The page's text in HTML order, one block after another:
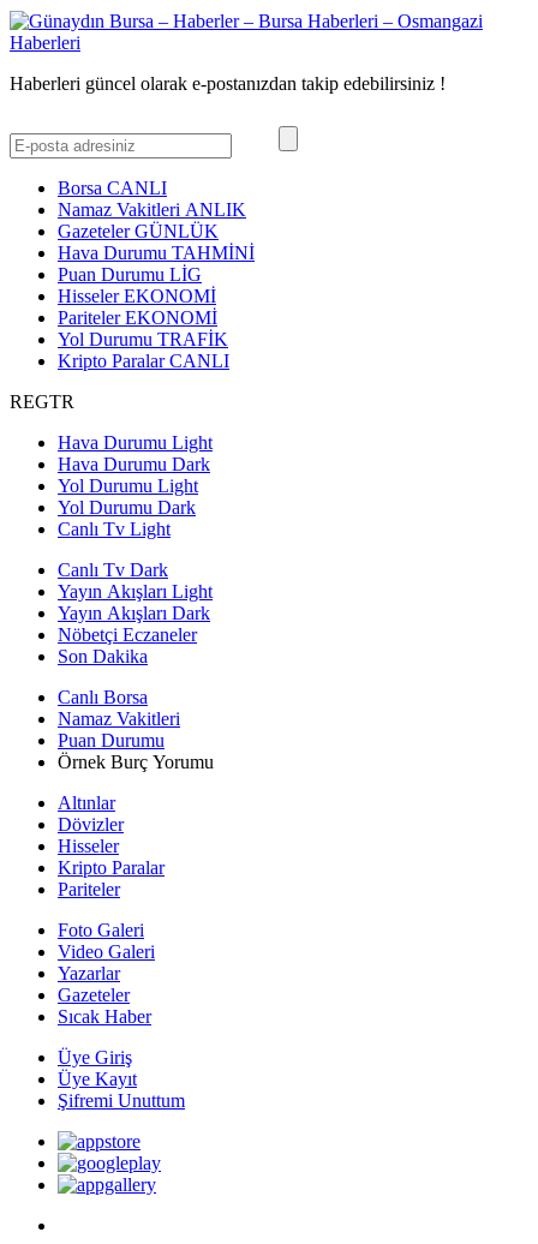
Haberleri güncel olarak e-postanızdan takip edebilirsiniz !
Borsa CANLI
Namaz Vakitleri ANLIK
GazetelerGÜNLÜK
Hava Durumu TAHMİNİ
Puan Durumu LİG
HisselerEKONOMİ
ParitelerEKONOMİ
Yol Durumu TRAFİK
Kripto ParalarCANLI
REGTR
Hava Durumu Light
Hava Durumu Dark
Yol Durumu Light
Yol Durumu Dark
Canlı Tv Light
Canlı Tv Dark
Yayın Akışları Light
Yayın Akışları Dark
Nöbetçi Eczaneler
Son Dakika
Canlı Borsa
Namaz Vakitleri
Puan Durumu
Örnek Burç Yorumu
Altınlar
Dövizler
Hisseler
Kripto Paralar
Pariteler
Foto Galeri
Video Galeri
Yazarlar
Gazeteler
Sıcak Haber
Üye Giriş
Üye Kayıt
Şifremi Unuttum